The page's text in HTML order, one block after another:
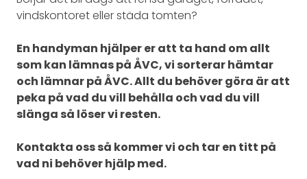
vindskontoret eller städa tomten?
En handyman hjälper er att ta hand om allt
som kan lämnas på ÅVC, vi sorterar hämtar
och lämnar på ÅVC. Allt du behöver göra är att
peka på vad du vill behålla och vad du vill
slänga så löser vi resten.
Kontakta oss så kommer vi och tar en titt på
vad ni behöver hjälp med.